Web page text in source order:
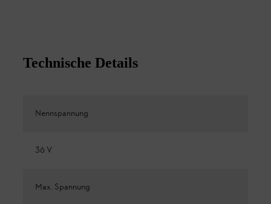
Technische Details
Nennspannung
36 V
Max. Spannung